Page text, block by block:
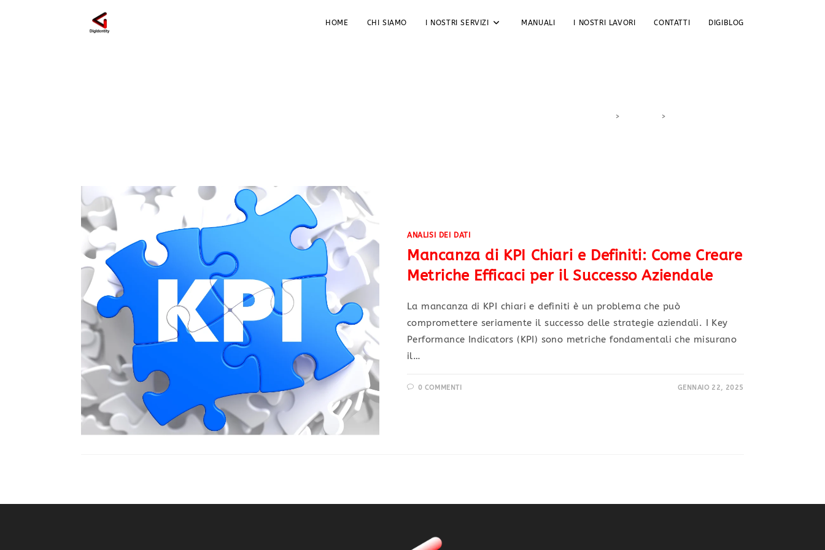
HOME CHI SIAMO I NOSTRI SERVIZI MANUALI I NOSTRI LAVORI CONTATTI DIGIBLOG
> >
ANALISI DEI DATI
Mancanza di KPI Chiari e Definiti: Come Creare
Metriche Efficaci per il Successo Aziendale
La mancanza di KPI chiari e definiti è un problema che può
compromettere seriamente il successo delle strategie aziendali. I Key
Performance Indicators (KPI) sono metriche fondamentali che misurano
il…
0 COMMENTI GENNAIO 22, 2025